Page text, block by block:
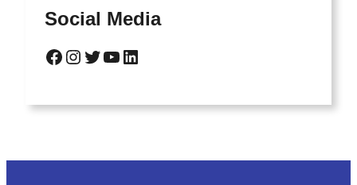
Social Media
Facebook Instagram Twitter YouTube LinkedIn